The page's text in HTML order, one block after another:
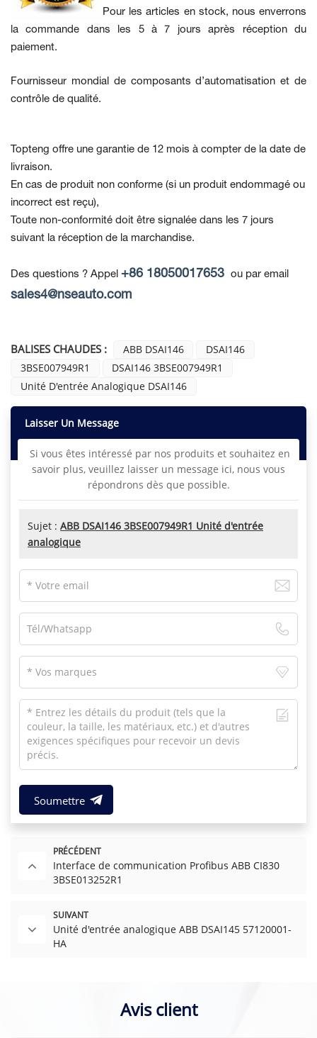
Pour les articles en stock, nous enverrons
la commande dans les 5 à 7 jours après réception du
paiement.
Fournisseur mondial de composants d’automatisation et de
contrôle de qualité.
Topteng offre une garantie de 12 mois à compter de la date de
livraison.
En cas de produit non conforme (si un produit endommagé ou
incorrect est reçu),
Toute non-conformité doit être signalée dans les 7 jours
suivant la réception de la marchandise.
Des questions ? Appel +86 18050017653 ou par email
sales4@nseauto.com
BALISES CHAUDES : ABB DSAI146
DSAI146
3BSE007949R1
DSAI146 3BSE007949R1
Unité D'entrée Analogique DSAI146
Laisser Un Message
Si vous êtes intéressé par nos produits et souhaitez en
savoir plus, veuillez laisser un message ici, nous vous
répondrons dès que possible.
Sujet : ABB DSAI146 3BSE007949R1 Unité d'entrée
analogique
Soumettre
PRÉCÉDENT
Interface de communication Profibus ABB CI830
3BSE013252R1
SUIVANT
Unité d'entrée analogique ABB DSAI145 57120001-
HA
Avis client